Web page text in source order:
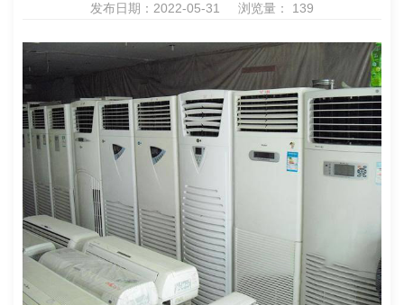
发布日期：2022-05-31 浏览量： 139